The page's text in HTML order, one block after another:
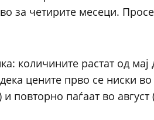
за четирите месеци.
количините растат од мај
цените прво се ниски во
и повторно паѓаат во август